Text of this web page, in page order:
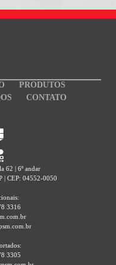
PRODUTOS
CONTATO
62 | 6º andar
| CEP: 04552-0050
3316
3305